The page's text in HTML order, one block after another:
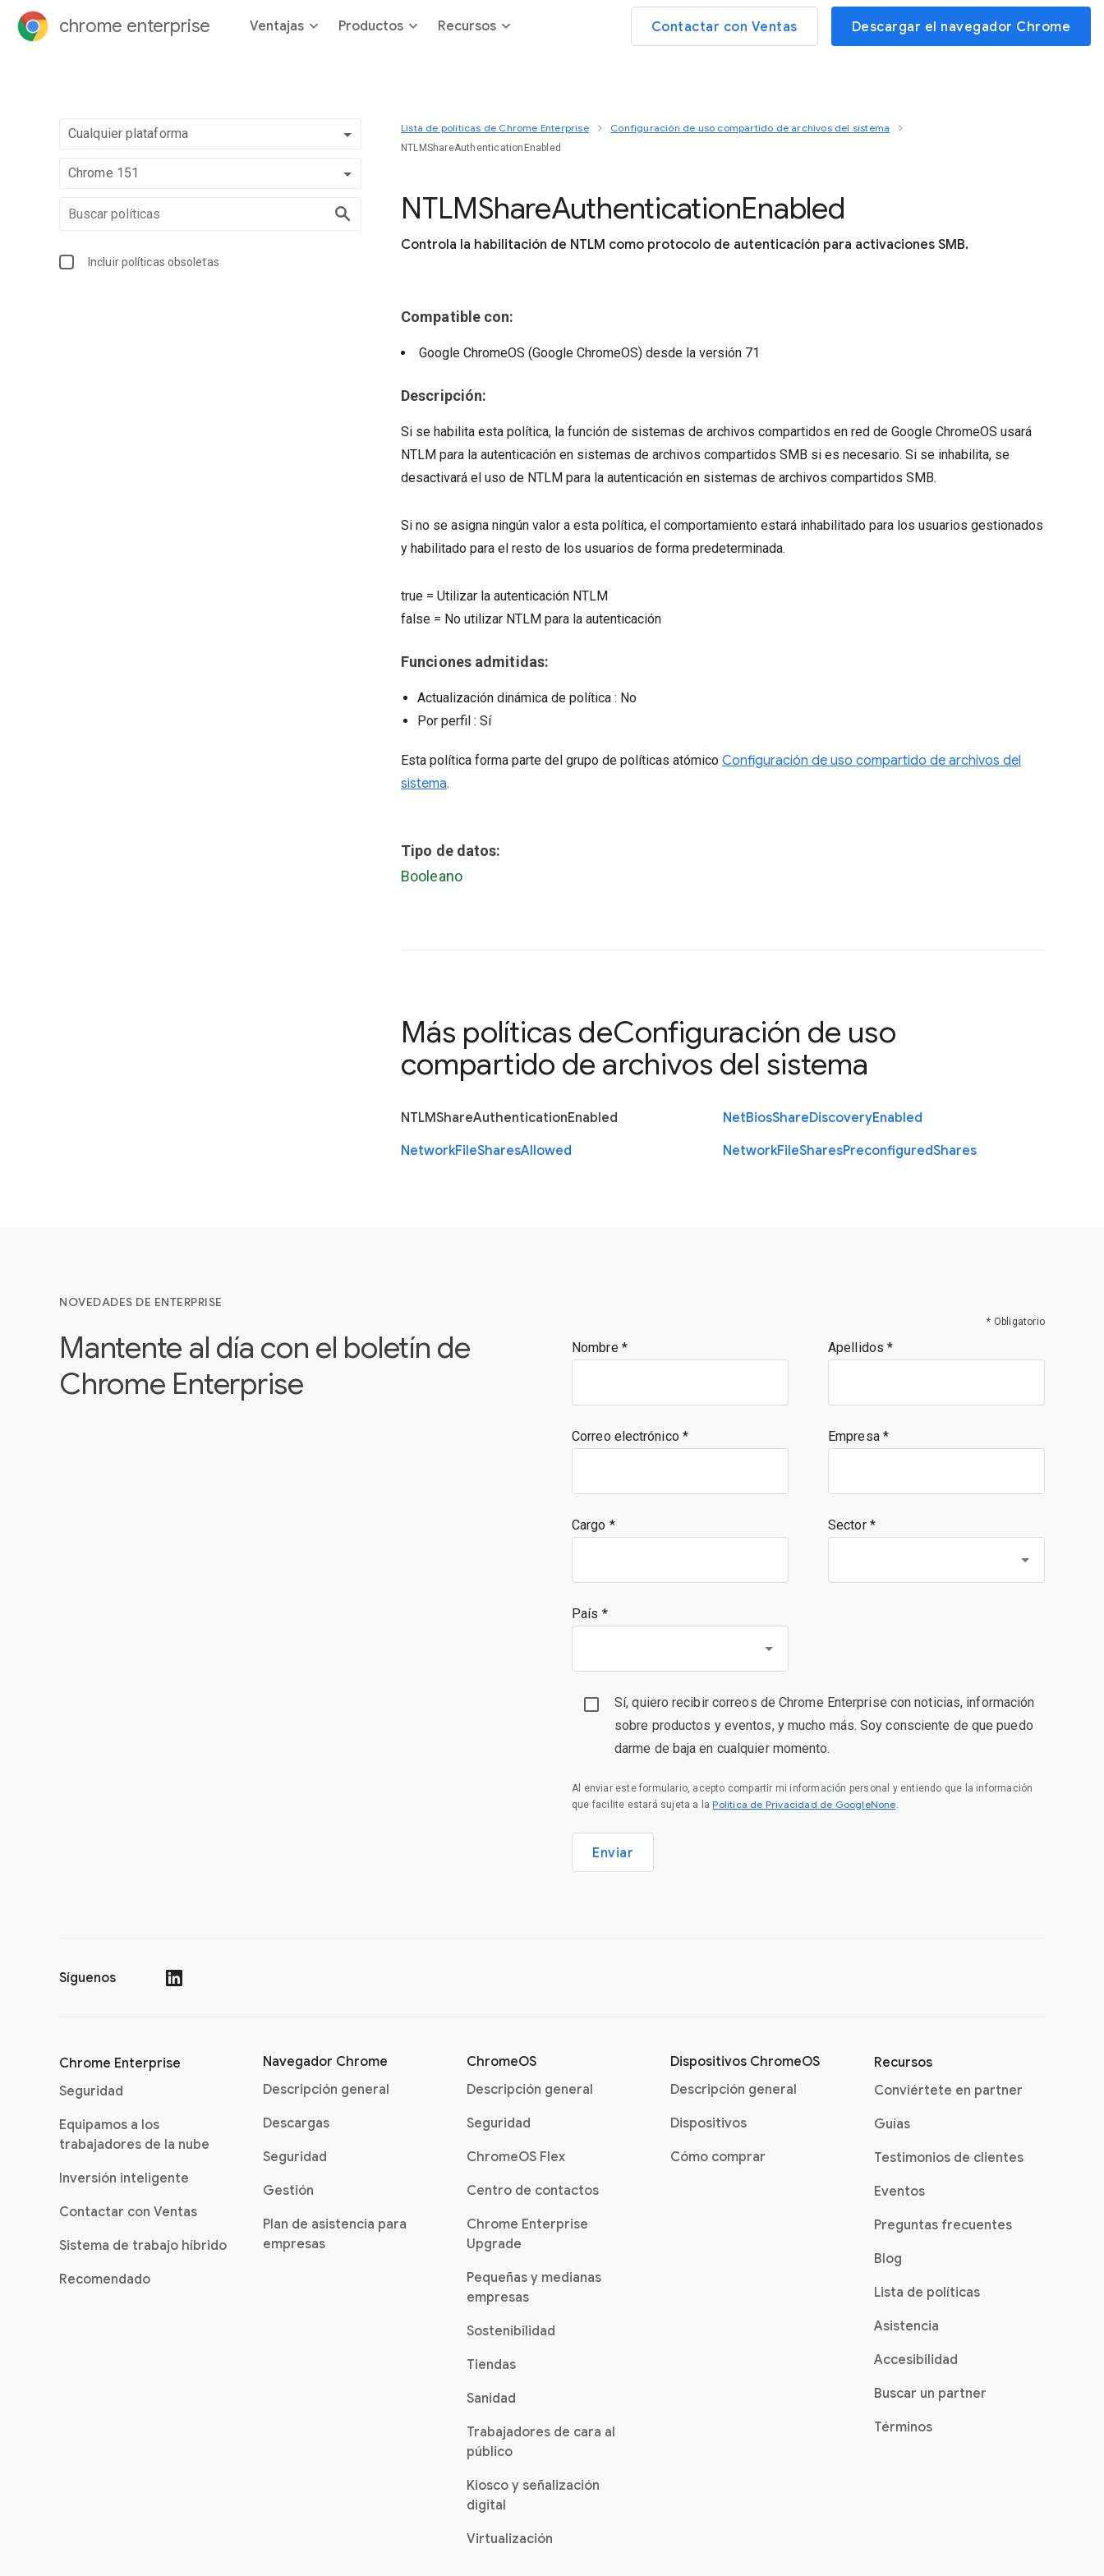
chrome enterprise Ventajas Productos Recursos Contactar con Ventas Descargar el navegador Chrome
Cualquier plataforma
Chrome 151
Incluir políticas obsoletas
Lista de políticas de Chrome Enterprise Configuración de uso compartido de archivos del sistema
NTLMShareAuthenticationEnabled
NTLMShareAuthenticationEnabled
Controla la habilitación de NTLM como protocolo de autenticación para activaciones SMB.
Compatible con:
Google ChromeOS (Google ChromeOS) desde la versión 71
Descripción:
Si se habilita esta política, la función de sistemas de archivos compartidos en red de Google ChromeOS usará
NTLM para la autenticación en sistemas de archivos compartidos SMB si es necesario. Si se inhabilita, se
desactivará el uso de NTLM para la autenticación en sistemas de archivos compartidos SMB.
Si no se asigna ningún valor a esta política, el comportamiento estará inhabilitado para los usuarios gestionados
y habilitado para el resto de los usuarios de forma predeterminada.
true = Utilizar la autenticación NTLM
false = No utilizar NTLM para la autenticación
Funciones admitidas:
Actualización dinámica de política : No
Por perfil : Sí
Esta política forma parte del grupo de políticas atómico Configuración de uso compartido de archivos del
sistema.
Tipo de datos:
Booleano
Más políticas deConfiguración de uso
compartido de archivos del sistema
NTLMShareAuthenticationEnabled NetBiosShareDiscoveryEnabled
NetworkFileSharesAllowed NetworkFileSharesPreconfiguredShares
NOVEDADES DE ENTERPRISE
Mantente al día con el boletín de
Chrome Enterprise
* Obligatorio
Nombre Apellidos
Correo electrónico Empresa
Cargo Sector *
País *
Sí, quiero recibir correos de Chrome Enterprise con noticias, información
sobre productos y eventos, y mucho más. Soy consciente de que puedo
darme de baja en cualquier momento.
Al enviar este formulario, acepto compartir mi información personal y entiendo que la información
que facilite estará sujeta a la Política de Privacidad de GoogleNone.
Enviar
Síguenos
Chrome Enterprise
Seguridad
Equipamos a los
trabajadores de la nube
Inversión inteligente
Contactar con Ventas
Sistema de trabajo híbrido
Recomendado
Navegador Chrome
Descripción general
Descargas
Seguridad
Gestión
Plan de asistencia para
empresas
ChromeOS
Descripción general
Seguridad
ChromeOS Flex
Centro de contactos
Chrome Enterprise
Upgrade
Pequeñas y medianas
empresas
Sostenibilidad
Tiendas
Sanidad
Trabajadores de cara al
público
Kiosco y señalización
digital
Virtualización
Dispositivos ChromeOS
Descripción general
Dispositivos
Cómo comprar
Recursos
Conviértete en partner
Guías
Testimonios de clientes
Eventos
Preguntas frecuentes
Blog
Lista de políticas
Asistencia
Accesibilidad
Buscar un partner
Términos